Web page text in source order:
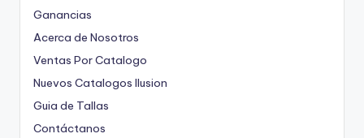
Ganancias
Acerca de Nosotros
Ventas Por Catalogo
Nuevos Catalogos Ilusion
Guia de Tallas
Contáctanos